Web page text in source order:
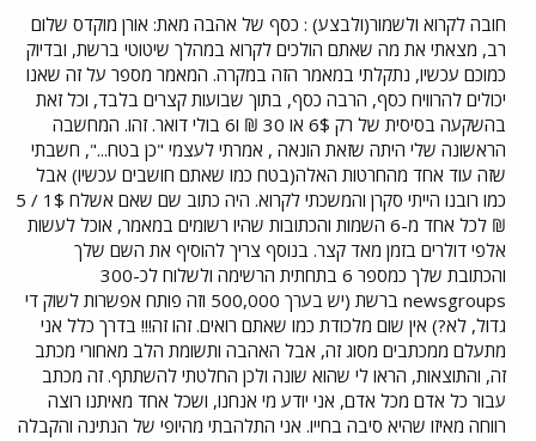
ך
חובה לקרוא ולשמור(ולבצע) : כסף של אהבה מאת: אורן מוקדס שלום
רב, מצאתי את מה שאתם הולכים לקרוא במהלך שיטוטי ברשת, ובדיוק
כמוכם עכשיו, נתקלתי במאמר הזה במקרה. המאמר מספר על זה שאנו
יכולים להרוויח כסף, הרבה כסף, בתוך שבועות קצרים בלבד, וכל זאת
בהשקעה בסיסית של רק 6$ או 30 ₪ ו6 בולי דואר. זהו. המחשבה
הראשונה שלי היתה שזאת הונאה , אמרתי לעצמי "כן בטח...", חשבתי
שזה עוד אחד מהחרטות האלה(בטח כמו שאתם חושבים עכשיו) אבל
כמו רובנו הייתי סקרן והמשכתי לקרוא. היה כתוב שם שאם אשלח 1$ / 5
₪ לכל אחד מ-6 השמות והכתובות שהיו רשומים במאמר, אוכל לעשות
אלפי דולרים בזמן מאד קצר. בנוסף צריך להוסיף את השם שלך
והכתובת שלך כמספר 6 בתחתית הרשימה ולשלוח לכ-300
newsgroups ברשת (יש בערך 500,000 וזה פותח אפשרות לשוק די
גדול, לא?) אין שום מלכודת כמו שאתם רואים. זהו זה!!! בדרך כלל אני
מתעלם ממכתבים מסוג זה, אבל האהבה ותשומת הלב מאחורי מכתב
זה, והתוצאות, הראו לי שהוא שונה ולכן החלטתי להשתתף. זה מכתב
עבור כל אדם מכל אדם, אני יודע מי אנחנו, ושכל אחד מאיתנו רוצה
רווחה מאיזו שהיא סיבה בחייו. אני התלהבתי מהיופי של הנתינה והקבלה